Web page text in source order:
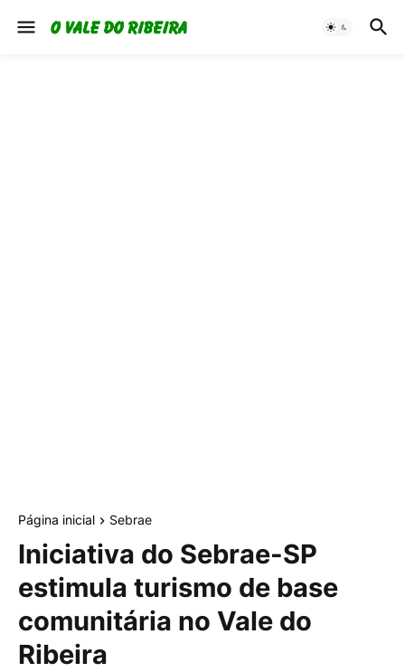
Página inicial Sebrae
Iniciativa do Sebrae-SP
estimula turismo de base
comunitária no Vale do
Ribeira